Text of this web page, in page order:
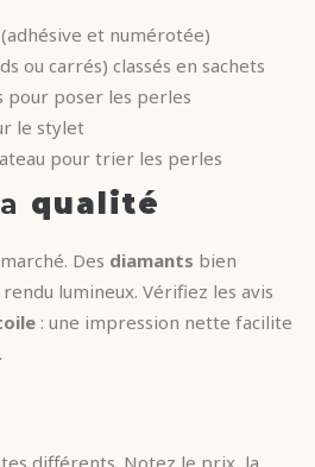
et numérotée)
ou carrés) classés en sachets
pour poser les perles
le stylet
pour trier les perles
qualité
Des diamants bien
lumineux. Vérifiez les avis
: une impression nette facilite
différents. Notez le prix, la